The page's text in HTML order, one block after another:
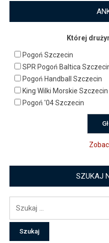
Której
Pogoń Szczecin
SPR Pogoń Baltica
Pogoń Handball Szczecin
King Wilki Morskie Szczecin
Pogoń '04 Szczecin
SZUKAJ